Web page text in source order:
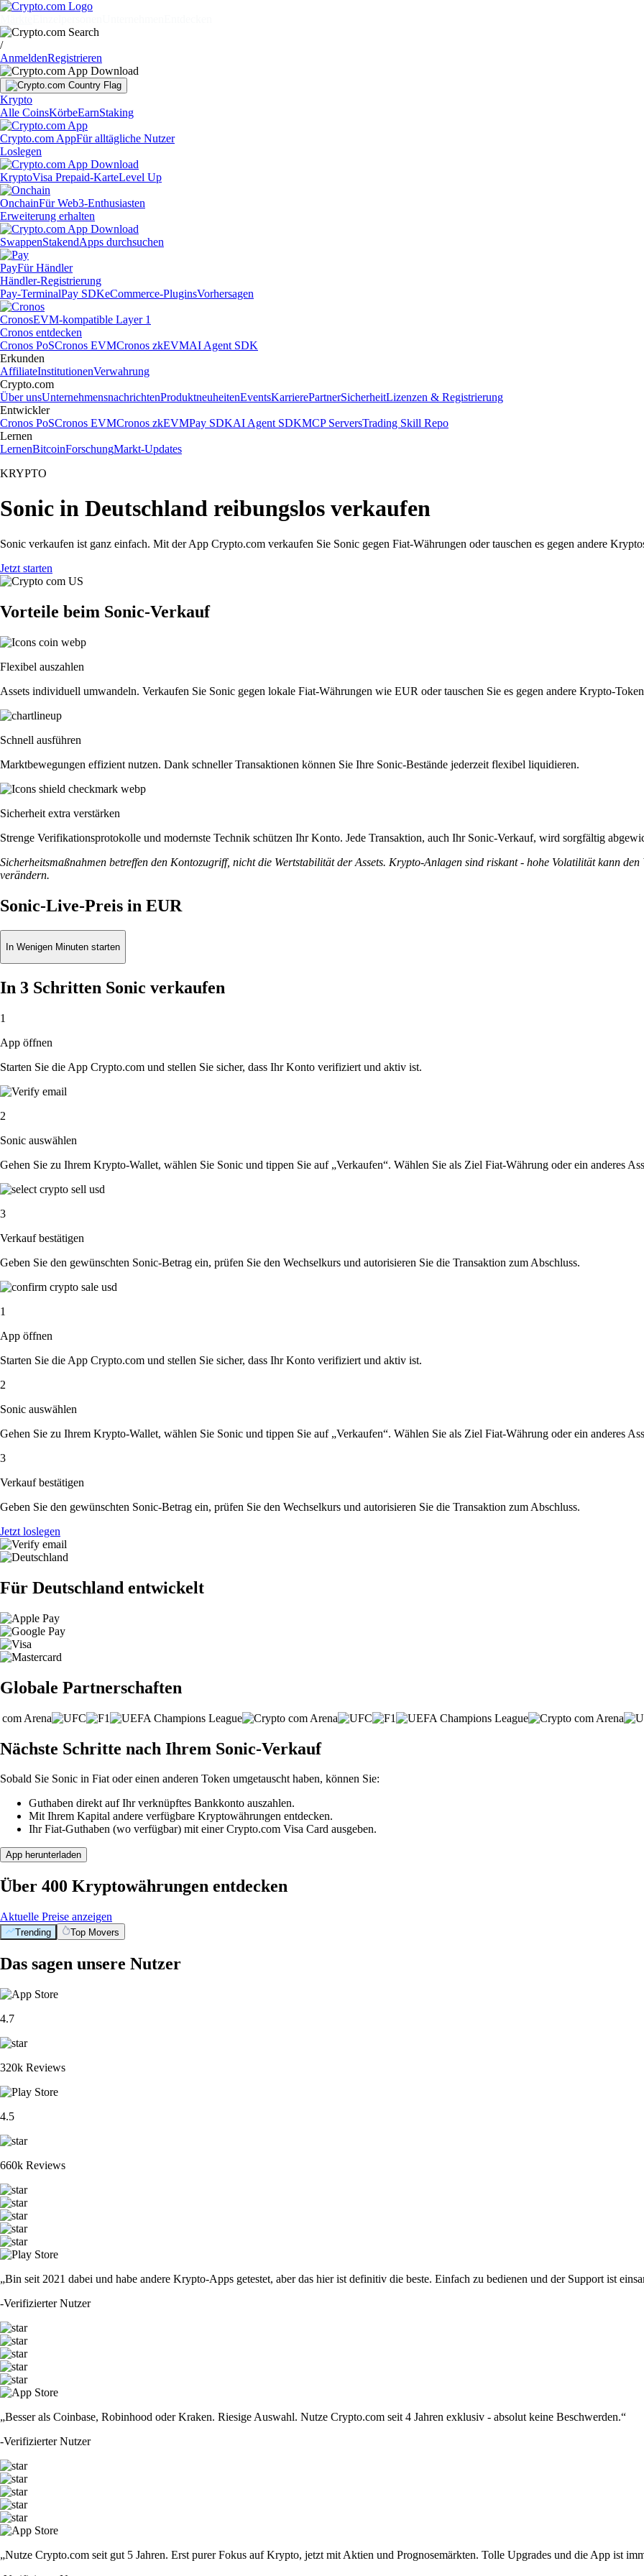
/
AnmeldenRegistrieren
Krypto
Alle CoinsKörbeEarnStaking
Crypto.com AppFür alltägliche Nutzer
Loslegen
KryptoVisa Prepaid-KarteLevel Up
OnchainFür Web3-Enthusiasten
Erweiterung erhalten
SwappenStakendApps durchsuchen
PayFür Händler
Händler-Registrierung
Pay-TerminalPay SDKeCommerce-PluginsVorhersagen
CronosEVM-kompatible Layer 1
Cronos entdecken
Cronos PoSCronos EVMCronos zkEVMAI Agent SDK
Erkunden
AffiliateInstitutionenVerwahrung
Crypto.com
Über unsUnternehmensnachrichtenProduktneuheitenEventsKarrierePartnerSicherheitLizenzen & Registrierung
Entwickler
Cronos PoSCronos EVMCronos zkEVMPay SDKAI Agent SDKMCP ServersTrading Skill Repo
Lernen
LernenBitcoinForschungMarkt-Updates
KRYPTO
Sonic in Deutschland reibungslos verkaufen
Sonic verkaufen ist ganz einfach. Mit der App Crypto.com verkaufen Sie Sonic gegen Fiat-Währungen oder tauschen es gegen andere
Jetzt starten
Vorteile beim Sonic-Verkauf
Flexibel auszahlen
Assets individuell umwandeln. Verkaufen Sie Sonic gegen lokale Fiat-Währungen wie EUR oder tauschen Sie es gegen andere Krypto-
Schnell ausführen
Marktbewegungen effizient nutzen. Dank schneller Transaktionen können Sie Ihre Sonic-Bestände jederzeit flexibel liquidieren.
Sicherheit extra verstärken
Strenge Verifikationsprotokolle und modernste Technik schützen Ihr Konto. Jede Transaktion, auch Ihr Sonic-Verkauf, wird sorgfältig
Sicherheitsmaßnahmen betreffen den Kontozugriff, nicht die Wertstabilität der Assets. Krypto-Anlagen sind riskant - hohe Volatilität kann den
verändern.
Sonic-Live-Preis in EUR
In Wenigen Minuten starten
In 3 Schritten Sonic verkaufen
1
App öffnen
Starten Sie die App Crypto.com und stellen Sie sicher, dass Ihr Konto verifiziert und aktiv ist.
2
Sonic auswählen
Gehen Sie zu Ihrem Krypto-Wallet, wählen Sie Sonic und tippen Sie auf „Verkaufen“. Wählen Sie als Ziel Fiat-Währung oder ein anderes
3
Verkauf bestätigen
Geben Sie den gewünschten Sonic-Betrag ein, prüfen Sie den Wechselkurs und autorisieren Sie die Transaktion zum Abschluss.
1
App öffnen
Starten Sie die App Crypto.com und stellen Sie sicher, dass Ihr Konto verifiziert und aktiv ist.
2
Sonic auswählen
Gehen Sie zu Ihrem Krypto-Wallet, wählen Sie Sonic und tippen Sie auf „Verkaufen“. Wählen Sie als Ziel Fiat-Währung oder ein anderes
3
Verkauf bestätigen
Geben Sie den gewünschten Sonic-Betrag ein, prüfen Sie den Wechselkurs und autorisieren Sie die Transaktion zum Abschluss.
Jetzt loslegen
Für Deutschland entwickelt
Globale Partnerschaften
Nächste Schritte nach Ihrem Sonic-Verkauf
Sobald Sie Sonic in Fiat oder einen anderen Token umgetauscht haben, können Sie:
Guthaben direkt auf Ihr verknüpftes Bankkonto auszahlen.
Mit Ihrem Kapital andere verfügbare Kryptowährungen entdecken.
Ihr Fiat-Guthaben (wo verfügbar) mit einer Crypto.com Visa Card ausgeben.
App herunterladen
Über 400 Kryptowährungen entdecken
Aktuelle Preise anzeigen
Trending Top Movers
Das sagen unsere Nutzer
4.7
320k Reviews
4.5
660k Reviews
„Bin seit 2021 dabei und habe andere Krypto-Apps getestet, aber das hier ist definitiv die beste. Einfach zu bedienen und der Support ist
-Verifizierter Nutzer
„Besser als Coinbase, Robinhood oder Kraken. Riesige Auswahl. Nutze Crypto.com seit 4 Jahren exklusiv - absolut keine Beschwerden.“
-Verifizierter Nutzer
„Nutze Crypto.com seit gut 5 Jahren. Erst purer Fokus auf Krypto, jetzt mit Aktien und Prognosemärkten. Tolle Upgrades und die App ist